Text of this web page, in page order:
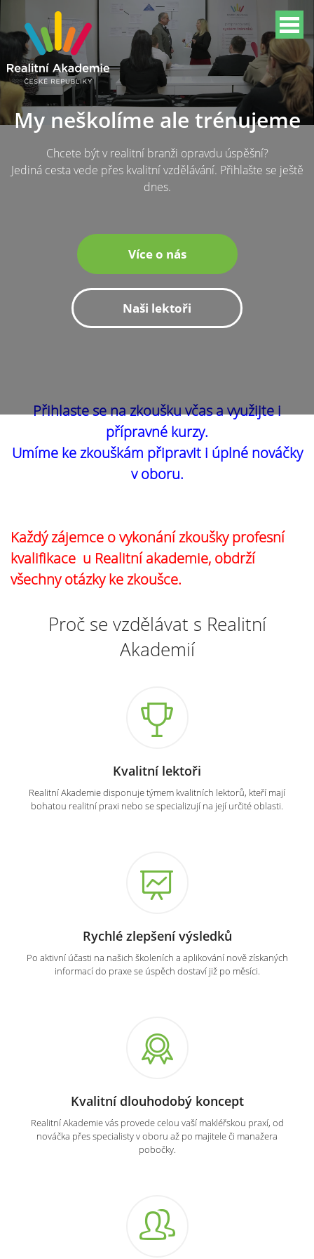
My neškolíme ale trénujeme
Chcete být v realitní branži opravdu úspěšní?
Jediná cesta vede přes kvalitní vzdělávání. Přihlašte se ještě
dnes.
Více o nás
Naši lektoři
Přihlaste se na zkoušku včas a využijte i
přípravné kurzy.
Umíme ke zkouškám připravit i úplné nováčky
v oboru.
Každý zájemce o vykonání zkoušky profesní
kvalifikace u Realitní akademie, obdrží
všechny otázky ke zkoušce.
Proč se vzdělávat s Realitní
Akademií
Kvalitní lektoři
Realitní Akademie disponuje týmem kvalitních lektorů, kteří mají
bohatou realitní praxi nebo se specializují na její určité oblasti.
Rychlé zlepšení výsledků
Po aktivní účasti na našich školeních a aplikování nově získaných
informací do praxe se úspěch dostaví již po měsíci.
Kvalitní dlouhodobý koncept
Realitní Akademie vás provede celou vaší makléřskou praxí, od
nováčka přes specialisty v oboru až po majitele či manažera
pobočky.